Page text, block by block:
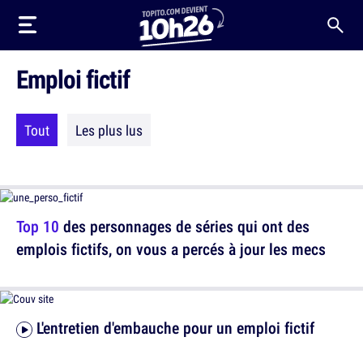
Emploi fictif
Tout Les plus lus
Top 10 des personnages de séries qui ont des
emplois fictifs, on vous a percés à jour les mecs
L'entretien d'embauche pour un emploi fictif